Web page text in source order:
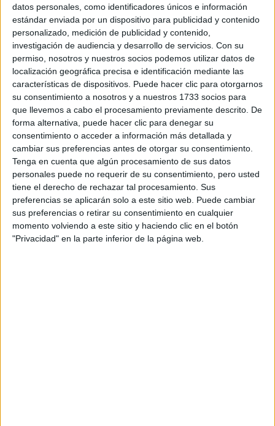
datos personales, como identificadores únicos e información
estándar enviada por un dispositivo para publicidad y contenido
personalizado, medición de publicidad y contenido,
investigación de audiencia y desarrollo de servicios. Con su
permiso, nosotros y nuestros socios podemos utilizar datos de
localización geográfica precisa e identificación mediante las
características de dispositivos. Puede hacer clic para otorgarnos
su consentimiento a nosotros y a nuestros 1733 socios para
que llevemos a cabo el procesamiento previamente descrito. De
forma alternativa, puede hacer clic para denegar su
consentimiento o acceder a información más detallada y
cambiar sus preferencias antes de otorgar su consentimiento.
Tenga en cuenta que algún procesamiento de sus datos
personales puede no requerir de su consentimiento, pero usted
tiene el derecho de rechazar tal procesamiento. Sus
preferencias se aplicarán solo a este sitio web. Puede cambiar
sus preferencias o retirar su consentimiento en cualquier
momento volviendo a este sitio y haciendo clic en el botón
"Privacidad" en la parte inferior de la página web.
¿Cómo participar?
La jornada será el7 de febrero a las 10:00 h, en la sede de
Comillas INEA, en Valladolid.
El evento será presencial y requiere
inscripción previa
cumplimentando el formulario que encontrarás en este
enlace, así que si te interesa, no lo dejes para el último
momento.
Artículos recomendados